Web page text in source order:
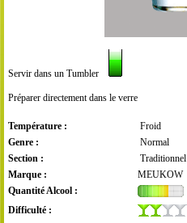
Servir dans un Tumbler
Préparer directement dans le verre
Température :
Froid
Genre :
Normal
Section :
Traditionnel
Marque :
MEUKOW
Quantité Alcool :
Difficulté :